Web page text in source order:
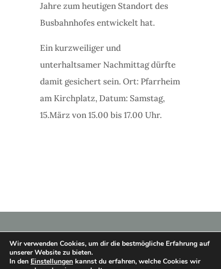
Jahre zum heutigen Standort des
Busbahnhofes entwickelt hat.
Ein kurzweiliger und
unterhaltsamer Nachmittag dürfte
damit gesichert sein. Ort: Pfarrheim
am Kirchplatz, Datum: Samstag,
15.März von 15.00 bis 17.00 Uhr.
Copyright © 2026 Heimatverein
Wir verwenden Cookies, um dir die bestmögliche Erfahrung auf
unserer Website zu bieten.
In den Einstellungen kannst du erfahren, welche Cookies wir